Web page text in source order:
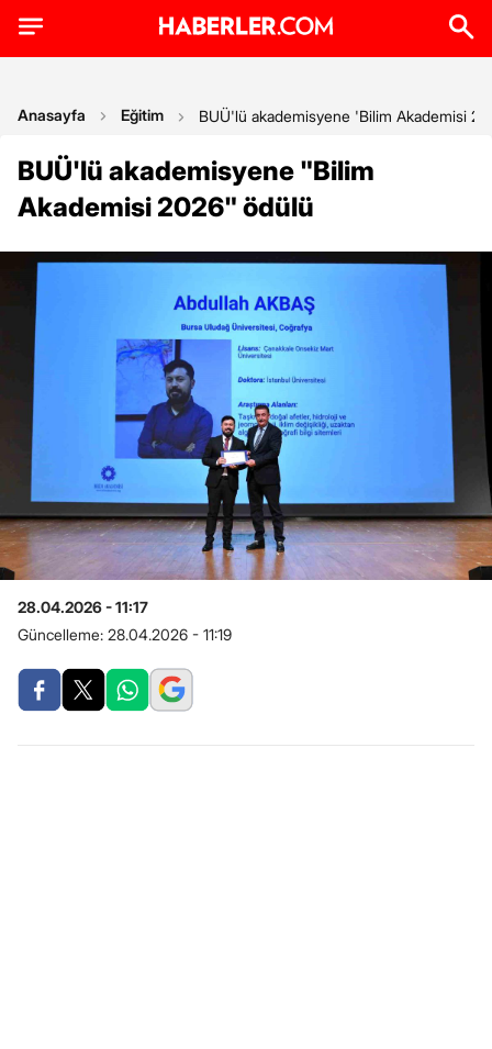
Anasayfa Eğitim BUÜ'lü akademisyene 'Bilim Akademisi
BUÜ'lü akademisyene "Bilim
Akademisi 2026" ödülü
28.04.2026 - 11:17
Güncelleme: 28.04.2026 - 11:19